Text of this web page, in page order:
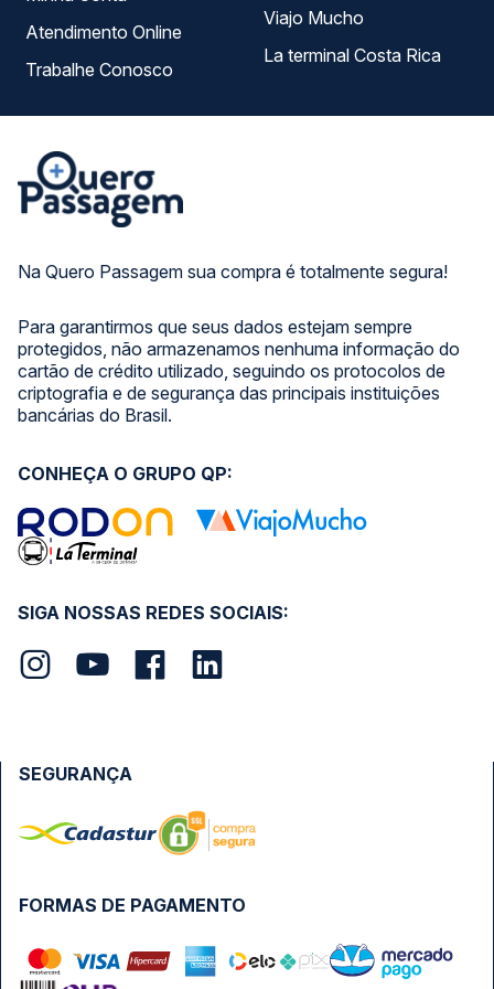
Na Quero Passagem sua compra é totalmente segura!
Para garantirmos que seus dados estejam sempre
protegidos, não armazenamos nenhuma informação do
cartão de crédito utilizado, seguindo os protocolos de
criptografia e de segurança das principais instituições
bancárias do Brasil.
Atendimento Online
Trabalhe Conosco
Viajo Mucho
La terminal Costa Rica
SIGA NOSSAS REDES SOCIAIS:
CONHEÇA O GRUPO QP:
FORMAS DE PAGAMENTO
SEGURANÇA